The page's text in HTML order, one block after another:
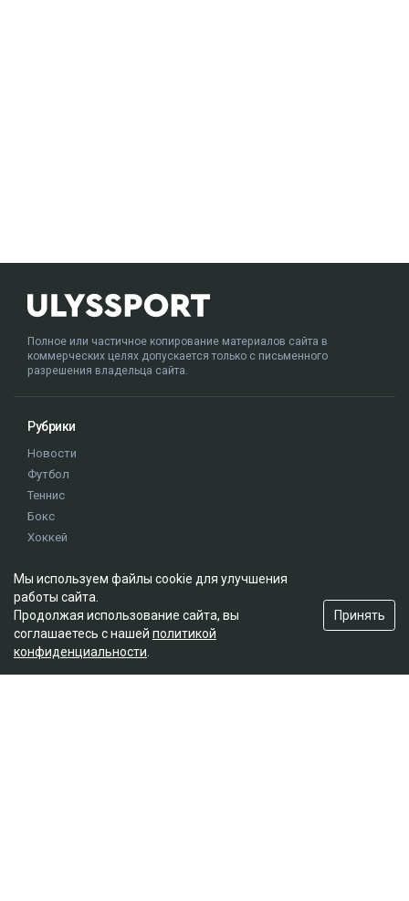
Полное или частичное копирование материалов сайта в
коммерческих целях допускается только с письменного
разрешения владельца сайта.
Рубрики
Новости
Футбол
Теннис
Бокс
Хоккей
Истории
Олимпиада
Редакция
Мы используем файлы cookie для улучшения
работы сайта.
Продолжая использование сайта, вы
соглашаетесь с нашей политикой
конфиденциальности
Принять